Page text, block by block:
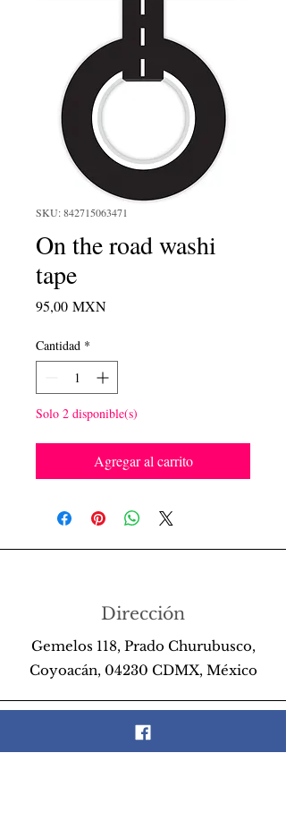
SKU: 842715063471
On the road washi
tape
95,00 MXNPrecio
Cantidad *
Solo 2 disponible(s)
Agregar al carrito
Dirección
Gemelos 118, Prado Churubusco,
Coyoacán, 04230 CDMX, México
Teléfono